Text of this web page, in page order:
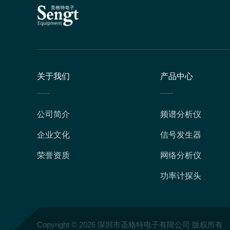
关于我们
公司简介
企业文化
荣誉资质
产品中心
频谱分析仪
信号发生器
网络分析仪
功率计探头
Copyright © 2026 深圳市圣格特电子有限公司 版权所有